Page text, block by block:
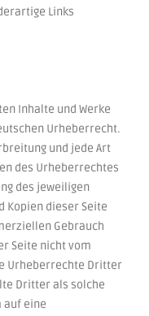
Links
Inhalte und Werke
Urheberrecht.
und jede Art
des Urheberrechtes
des jeweiligen
Kopien dieser Seite
Gebrauch
Seite nicht vom
Urheberrechte Dritter
Dritter als solche
auf eine